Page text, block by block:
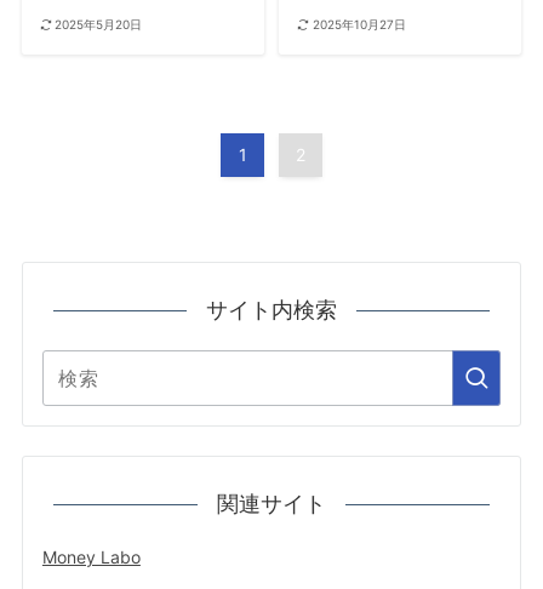
2025年5月20日 2025年10月27日
1 2
サイト内検索
関連サイト
Money Labo